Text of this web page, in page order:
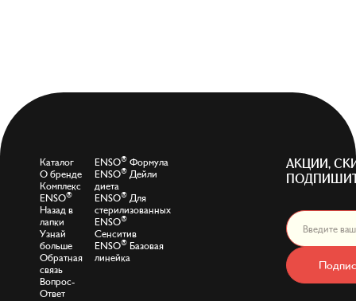
Каталог
О бренде
Комплекс
ENSO®
Назад в
лапки
Узнай
больше
Обратная
связь
Вопрос-
Ответ
ENSO® Формула
ENSO® Дейли
диета
ENSO® Для
стерилизованных
ENSO®
Сенситив
ENSO® Базовая
линейка
АКЦИИ,